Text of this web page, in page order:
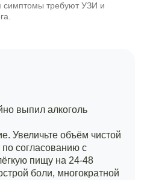
требуют УЗИ и
выпил алкоголь
Увеличьте объём чистой
согласованию с
пищу на 24-48
боли, многократной